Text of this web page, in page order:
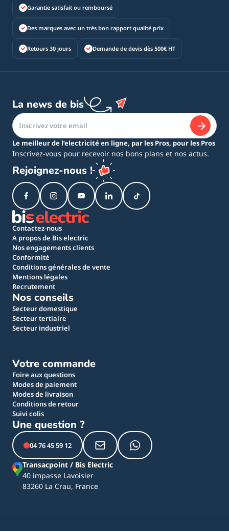
Garantie satisfait ou remboursé
Des marques avec un très bon rapport qualité prix
Retours 30 jours Demande de devis dès 500€ HT
La news de bis
Le meilleur de l’electricité en ligne, par les Pros, pour les Pros
Inscrivez-vous pour recevoir nos bons plans et nos actus.
Rejoignez-nous !
Contactez-nous
A propos de Bis electric
Nos engagements clients
Conformité
Conditions générales de vente
Mentions légales
Recrutement
Nos conseils
Secteur domestique
Secteur tertiaire
Secteur industriel
Votre commande
Foire aux questions
Modes de paiement
Modes de livraison
Conditions de retour
Suivi colis
Une question ?
04 76 45 59 12
Transacpoint / Bis Electric
40 impasse Lavoisier
83260 La Crau, France